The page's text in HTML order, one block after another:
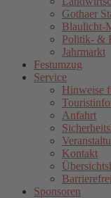
Gothaer
Blaulicht-
Politik- &
Jahrmarkt
Festumzug
Service
Hinweise
Anfahrt
Kontakt
Sponsoren